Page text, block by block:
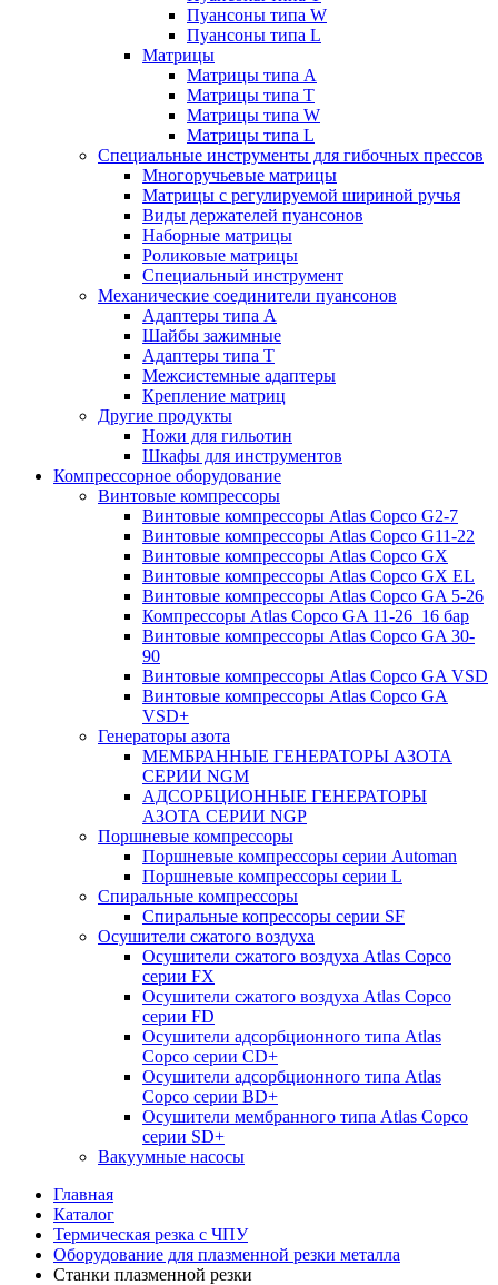
Пуансоны типа W
Пуансоны типа L
Матрицы
Матрицы типа A
Матрицы типа T
Матрицы типа W
Матрицы типа L
Специальные инструменты для гибочных прессов
Многоручьевые матрицы
Матрицы с регулируемой шириной ручья
Виды держателей пуансонов
Наборные матрицы
Роликовые матрицы
Специальный инструмент
Механические соединители пуансонов
Адаптеры типа A
Шайбы зажимные
Адаптеры типа T
Межсистемные адаптеры
Крепление матриц
Другие продукты
Ножи для гильотин
Шкафы для инструментов
Компрессорное оборудование
Винтовые компрессоры
Винтовые компрессоры Atlas Copco G2-7
Винтовые компрессоры Atlas Copco G11-22
Винтовые компрессоры Atlas Copco GX
Винтовые компрессоры Atlas Copco GX EL
Винтовые компрессоры Atlas Copco GA 5-26
Компрессоры Atlas Copco GA 11-26_16 бар
Винтовые компрессоры Atlas Copco GA 30-
90
Винтовые компрессоры Atlas Copco GA VSD
Винтовые компрессоры Atlas Copco GA
VSD+
Генераторы азота
МЕМБРАННЫЕ ГЕНЕРАТОРЫ АЗОТА
СЕРИИ NGM
АДСОРБЦИОННЫЕ ГЕНЕРАТОРЫ
АЗОТА СЕРИИ NGP
Поршневые компрессоры
Поршневые компрессоры серии Automan
Поршневые компрессоры серии L
Спиральные компрессоры
Спиральные копрессоры серии SF
Осушители сжатого воздуха
Осушители сжатого воздуха Atlas Copco
серии FX
Осушители сжатого воздуха Atlas Copco
серии FD
Осушители адсорбционного типа Atlas
Copco серии СD+
Осушители адсорбционного типа Atlas
Copco серии BD+
Осушители мембранного типа Atlas Copco
серии SD+
Вакуумные насосы
Главная
Каталог
Термическая резка с ЧПУ
Оборудование для плазменной резки металла
Станки плазменной резки